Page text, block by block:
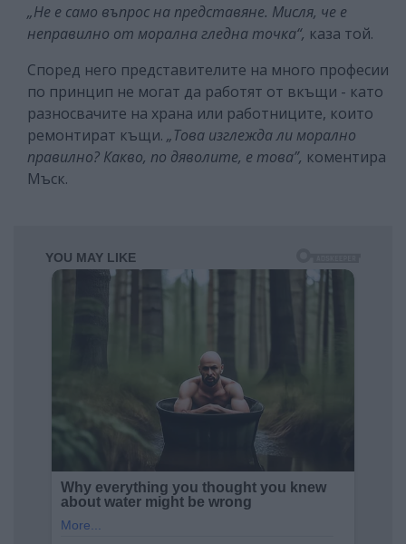
„Не е само въпрос на представяне. Мисля, че е
неправилно от морална гледна точка“, каза той.
Според него представителите на много професии
по принцип не могат да работят от вкъщи - като
разносвачите на храна или работниците, които
ремонтират къщи. „Това изглежда ли морално
правилно? Какво, по дяволите, е това”, коментира
Мъск.